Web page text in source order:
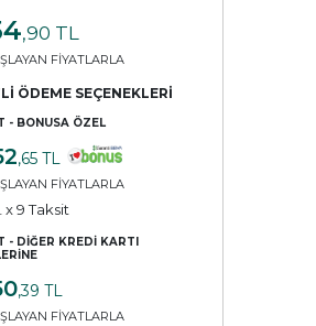
,90 TL
FİYATLARLA
ÖDEME SEÇENEKLERİ
- BONUSA ÖZEL
,65 TL
FİYATLARLA
x 9 Taksit
- DİĞER KREDİ KARTI
,39 TL
FİYATLARLA